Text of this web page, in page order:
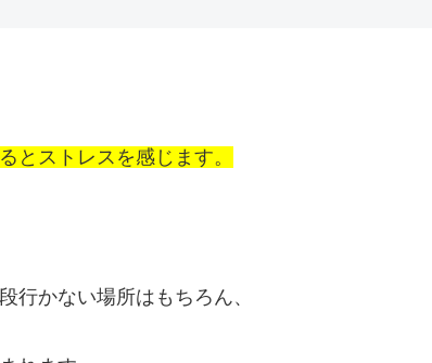
とストレスを感じます。
行かない場所はもちろん、